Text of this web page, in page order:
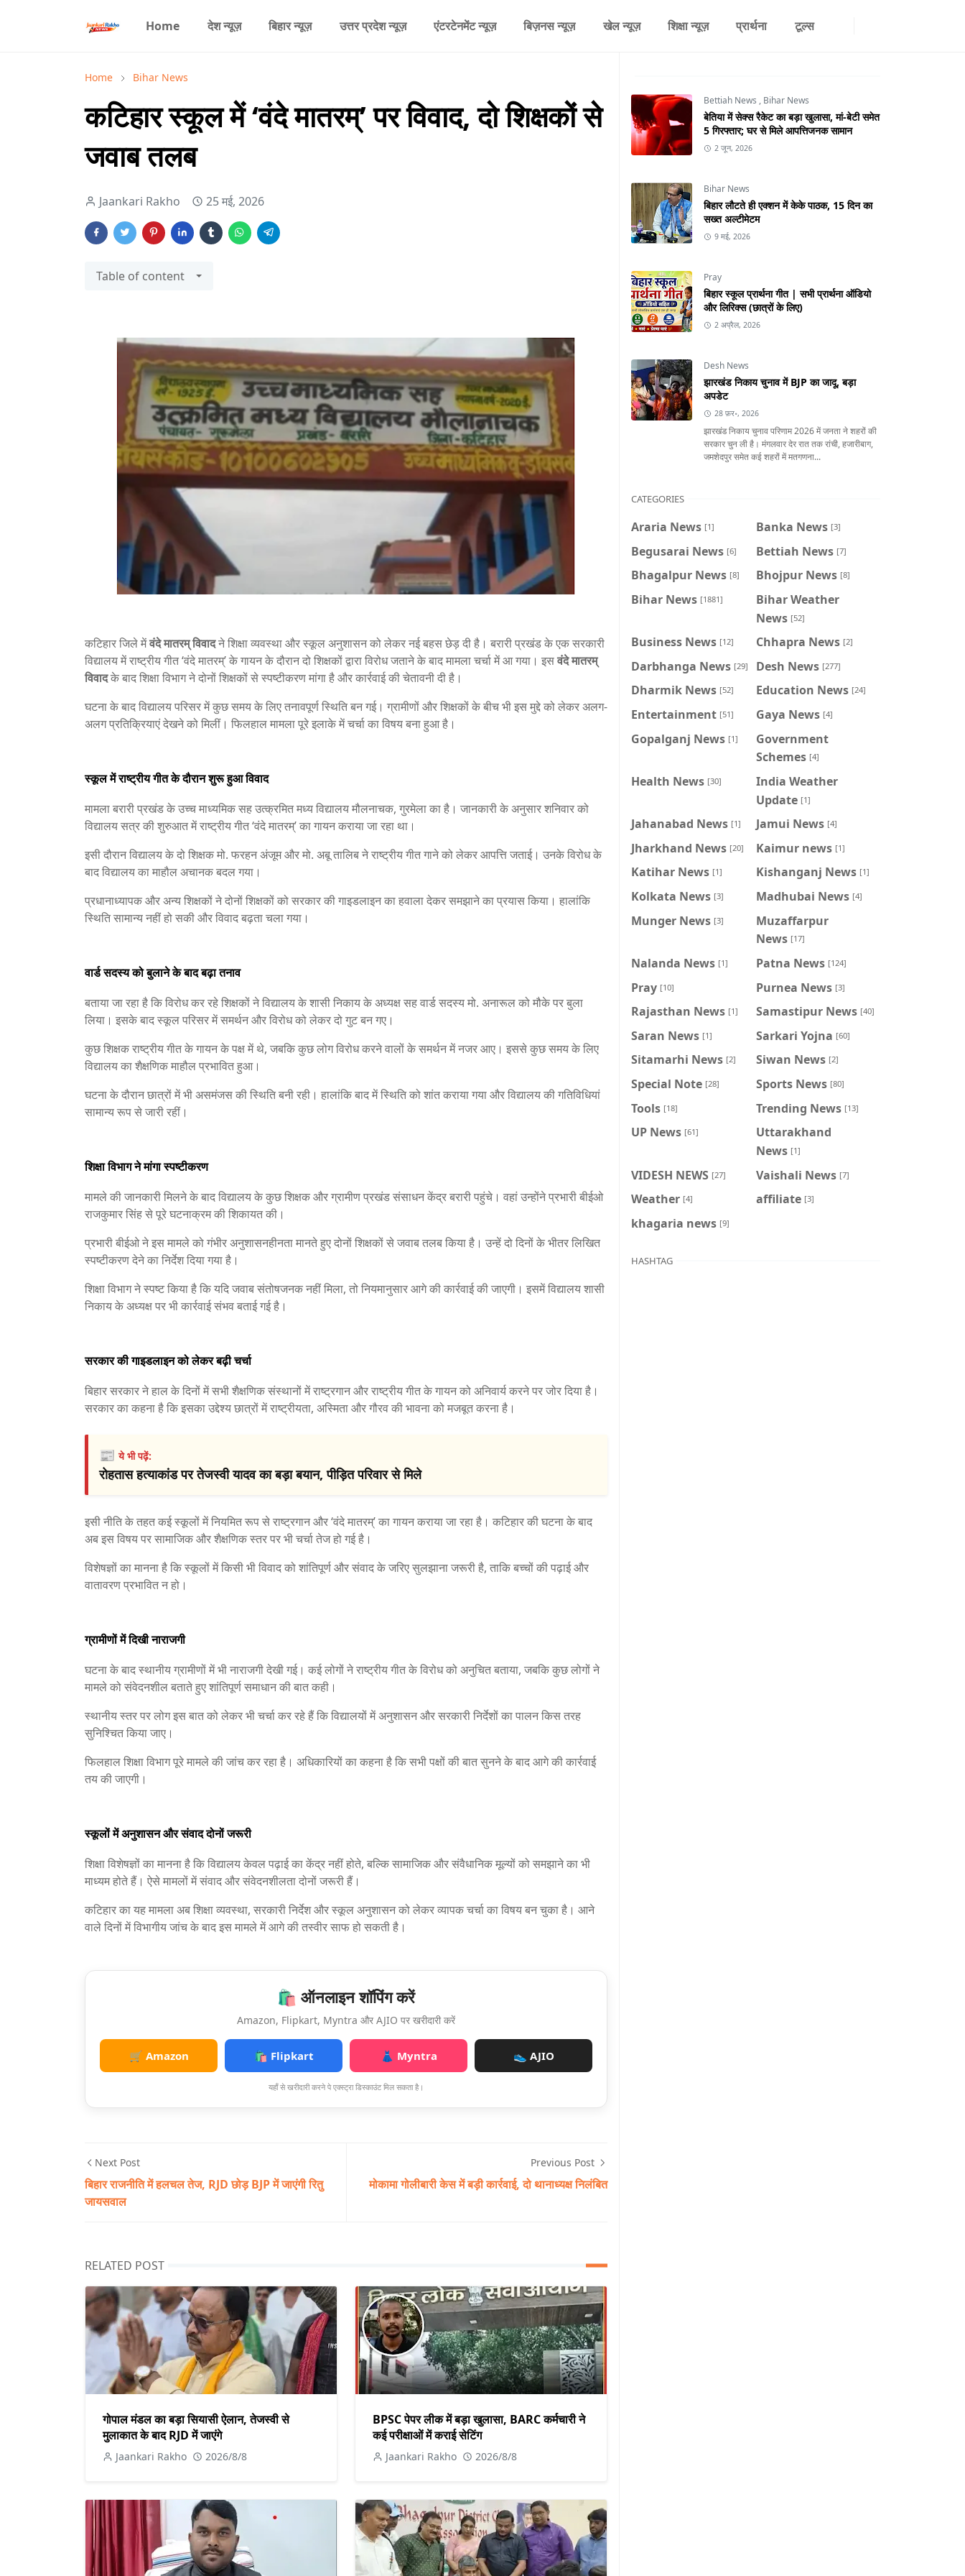
Home देश न्यूज़ बिहार न्यूज़ उत्तर प्रदेश न्यूज़ एंटरटेनमेंट न्यूज़ बिज़नस न्यूज़ खेल न्यूज़ शिक्षा न्यूज़ प्रार्थना टूल्स
Home Bihar News
कटिहार स्कूल में ‘वंदे मातरम्’ पर विवाद, दो शिक्षकों से
जवाब तलब
Jaankari Rakho 25 मई, 2026
Table of content
कटिहार जिले मेंवंदे मातरम् विवादने शिक्षा व्यवस्था और स्कूल अनुशासन को लेकर नई बहस छेड़ दी है। बरारी प्रखंड के एक सरकारी
विद्यालय में राष्ट्रीय गीत ‘वंदे मातरम्’ के गायन के दौरान दो शिक्षकों द्वारा विरोध जताने के बाद मामला चर्चा में आ गया। इसवंदे मातरम्
विवादके बाद शिक्षा विभाग ने दोनों शिक्षकों से स्पष्टीकरण मांगा है और कार्रवाई की चेतावनी दी है।
घटना के बाद विद्यालय परिसर में कुछ समय के लिए तनावपूर्ण स्थिति बन गई। ग्रामीणों और शिक्षकों के बीच भी इस मुद्दे को लेकर अलग-
अलग प्रतिक्रियाएं देखने को मिलीं। फिलहाल मामला पूरे इलाके में चर्चा का विषय बना हुआ है।
स्कूल में राष्ट्रीय गीत के दौरान शुरू हुआ विवाद
मामला बरारी प्रखंड के उच्च माध्यमिक सह उत्क्रमित मध्य विद्यालय मौलनाचक, गुरमेला का है। जानकारी के अनुसार शनिवार को
विद्यालय सत्र की शुरुआत में राष्ट्रीय गीत ‘वंदे मातरम्’ का गायन कराया जा रहा था।
इसी दौरान विद्यालय के दो शिक्षक मो. फरहन अंजूम और मो. अबू तालिब ने राष्ट्रीय गीत गाने को लेकर आपत्ति जताई। उनके विरोध के
बाद विद्यालय का माहौल अचानक बदल गया।
प्रधानाध्यापक और अन्य शिक्षकों ने दोनों शिक्षकों को सरकार की गाइडलाइन का हवाला देकर समझाने का प्रयास किया। हालांकि
स्थिति सामान्य नहीं हो सकी और विवाद बढ़ता चला गया।
वार्ड सदस्य को बुलाने के बाद बढ़ा तनाव
बताया जा रहा है कि विरोध कर रहे शिक्षकों ने विद्यालय के शासी निकाय के अध्यक्ष सह वार्ड सदस्य मो. अनारूल को मौके पर बुला
लिया। इसके बाद स्कूल परिसर में समर्थन और विरोध को लेकर दो गुट बन गए।
कुछ शिक्षक राष्ट्रीय गीत के गायन के पक्ष में थे, जबकि कुछ लोग विरोध करने वालों के समर्थन में नजर आए। इससे कुछ समय के लिए
विद्यालय का शैक्षणिक माहौल प्रभावित हुआ।
घटना के दौरान छात्रों में भी असमंजस की स्थिति बनी रही। हालांकि बाद में स्थिति को शांत कराया गया और विद्यालय की गतिविधियां
सामान्य रूप से जारी रहीं।
शिक्षा विभाग ने मांगा स्पष्टीकरण
मामले की जानकारी मिलने के बाद विद्यालय के कुछ शिक्षक और ग्रामीण प्रखंड संसाधन केंद्र बरारी पहुंचे। वहां उन्होंने प्रभारी बीईओ
राजकुमार सिंह से पूरे घटनाक्रम की शिकायत की।
प्रभारी बीईओ ने इस मामले को गंभीर अनुशासनहीनता मानते हुए दोनों शिक्षकों से जवाब तलब किया है। उन्हें दो दिनों के भीतर लिखित
स्पष्टीकरण देने का निर्देश दिया गया है।
शिक्षा विभाग ने स्पष्ट किया है कि यदि जवाब संतोषजनक नहीं मिला, तो नियमानुसार आगे की कार्रवाई की जाएगी। इसमें विद्यालय शासी
निकाय के अध्यक्ष पर भी कार्रवाई संभव बताई गई है।
सरकार की गाइडलाइन को लेकर बढ़ी चर्चा
बिहार सरकार ने हाल के दिनों में सभी शैक्षणिक संस्थानों में राष्ट्रगान और राष्ट्रीय गीत के गायन को अनिवार्य करने पर जोर दिया है।
सरकार का कहना है कि इसका उद्देश्य छात्रों में राष्ट्रीयता, अस्मिता और गौरव की भावना को मजबूत करना है।
📰ये भी पढ़ें:
रोहतास हत्याकांड पर तेजस्वी यादव का बड़ा बयान, पीड़ित परिवार से मिले
इसी नीति के तहत कई स्कूलों में नियमित रूप से राष्ट्रगान और ‘वंदे मातरम्’ का गायन कराया जा रहा है। कटिहार की घटना के बाद
अब इस विषय पर सामाजिक और शैक्षणिक स्तर पर भी चर्चा तेज हो गई है।
विशेषज्ञों का मानना है कि स्कूलों में किसी भी विवाद को शांतिपूर्ण और संवाद के जरिए सुलझाना जरूरी है, ताकि बच्चों की पढ़ाई और
वातावरण प्रभावित न हो।
ग्रामीणों में दिखी नाराजगी
घटना के बाद स्थानीय ग्रामीणों में भी नाराजगी देखी गई। कई लोगों ने राष्ट्रीय गीत के विरोध को अनुचित बताया, जबकि कुछ लोगों ने
मामले को संवेदनशील बताते हुए शांतिपूर्ण समाधान की बात कही।
स्थानीय स्तर पर लोग इस बात को लेकर भी चर्चा कर रहे हैं कि विद्यालयों में अनुशासन और सरकारी निर्देशों का पालन किस तरह
सुनिश्चित किया जाए।
फिलहाल शिक्षा विभाग पूरे मामले की जांच कर रहा है। अधिकारियों का कहना है कि सभी पक्षों की बात सुनने के बाद आगे की कार्रवाई
तय की जाएगी।
स्कूलों में अनुशासन और संवाद दोनों जरूरी
शिक्षा विशेषज्ञों का मानना है कि विद्यालय केवल पढ़ाई का केंद्र नहीं होते, बल्कि सामाजिक और संवैधानिक मूल्यों को समझाने का भी
माध्यम होते हैं। ऐसे मामलों में संवाद और संवेदनशीलता दोनों जरूरी हैं।
कटिहार का यह मामला अब शिक्षा व्यवस्था, सरकारी निर्देश और स्कूल अनुशासन को लेकर व्यापक चर्चा का विषय बन चुका है। आने
वाले दिनों में विभागीय जांच के बाद इस मामले में आगे की तस्वीर साफ हो सकती है।
🛍️ ऑनलाइन शॉपिंग करें
Amazon, Flipkart, Myntra और AJIO पर खरीदारी करें
🛒 Amazon 🛍️ Flipkart 👗 Myntra 👟 AJIO
यहाँ से खरीदारी करने पे एक्स्ट्रा डिस्काउंट मिल सकता है।
Next Post
बिहार राजनीति में हलचल तेज, RJD छोड़ BJP में जाएंगी रितु
जायसवाल
Previous Post
मोकामा गोलीबारी केस में बड़ी कार्रवाई, दो थानाध्यक्ष निलंबित
RELATED POST
गोपाल मंडल का बड़ा सियासी ऐलान, तेजस्वी से
मुलाकात के बाद RJD में जाएंगे
Jaankari Rakho 2026/8/8
BPSC पेपर लीक में बड़ा खुलासा, BARC कर्मचारी ने
कई परीक्षाओं में कराई सेटिंग
Jaankari Rakho 2026/8/8
Bettiah News , Bihar News
बेतिया में सेक्स रैकेट का बड़ा खुलासा, मां-बेटी समेत
5 गिरफ्तार; घर से मिले आपत्तिजनक सामान
2 जून, 2026
Bihar News
बिहार लौटते ही एक्शन में केके पाठक, 15 दिन का
सख्त अल्टीमेटम
9 मई, 2026
Pray
बिहार स्कूल प्रार्थना गीत | सभी प्रार्थना ऑडियो
और लिरिक्स (छात्रों के लिए)
2 अप्रैल, 2026
Desh News
झारखंड निकाय चुनाव में BJP का जादू, बड़ा
अपडेट
28 फ़र॰, 2026
झारखंड निकाय चुनाव परिणाम 2026 में जनता ने शहरों की
सरकार चुन ली है। मंगलवार देर रात तक रांची, हजारीबाग,
जमशेदपुर समेत कई शहरों में मतगणना...
CATEGORIES
Araria News [1] Banka News [3]
Begusarai News [6] Bettiah News [7]
Bhagalpur News [8] Bhojpur News [8]
Bihar News [1881]
Bihar Weather
News [52]
Business News [12] Chhapra News [2]
Darbhanga News [29] Desh News [277]
Dharmik News [52] Education News [24]
Entertainment [51] Gaya News [4]
Gopalganj News [1]
Government
Schemes [4]
Health News [30]
India Weather
Update [1]
Jahanabad News [1] Jamui News [4]
Jharkhand News [20] Kaimur news [1]
Katihar News [1] Kishanganj News [1]
Kolkata News [3] Madhubai News [4]
Munger News [3]
Muzaffarpur
News [17]
Nalanda News [1] Patna News [124]
Pray [10] Purnea News [3]
Rajasthan News [1] Samastipur News [40]
Saran News [1] Sarkari Yojna [60]
Sitamarhi News [2] Siwan News [2]
Special Note [28] Sports News [80]
Tools [18] Trending News [13]
UP News [61]
Uttarakhand
News [1]
VIDESH NEWS [27] Vaishali News [7]
Weather [4] affiliate [3]
khagaria news [9]
HASHTAG